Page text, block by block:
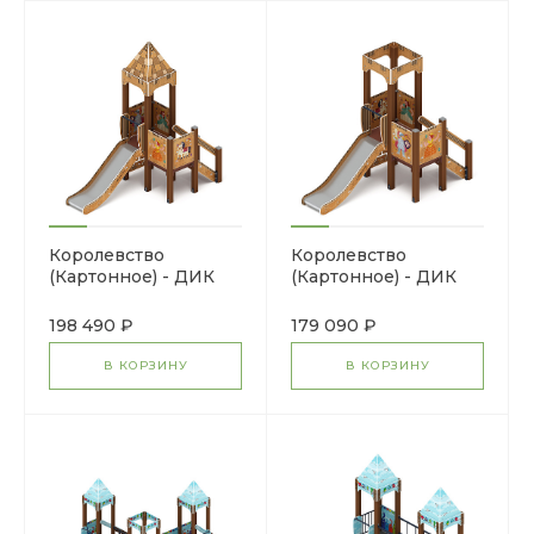
Королевство
(Картонное) - ДИК
комплекс H=900
198 490 ₽
В КОРЗИНУ
Королевство
(Картонное) - ДИК
комплекс H=900
179 090 ₽
В КОРЗИНУ